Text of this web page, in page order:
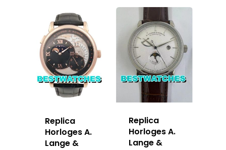
Replica
Horloges A.
Lange &
Replica
Horloges A.
Lange &